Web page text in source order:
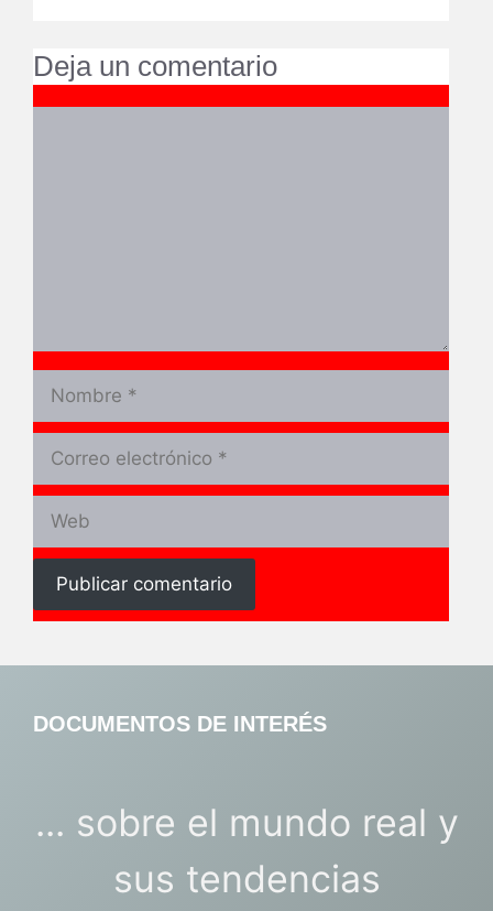
Deja un comentario
Nombre
Correo
Web
DOCUMENTOS DE INTERÉS
... sobre el mundo real y
sus tendencias